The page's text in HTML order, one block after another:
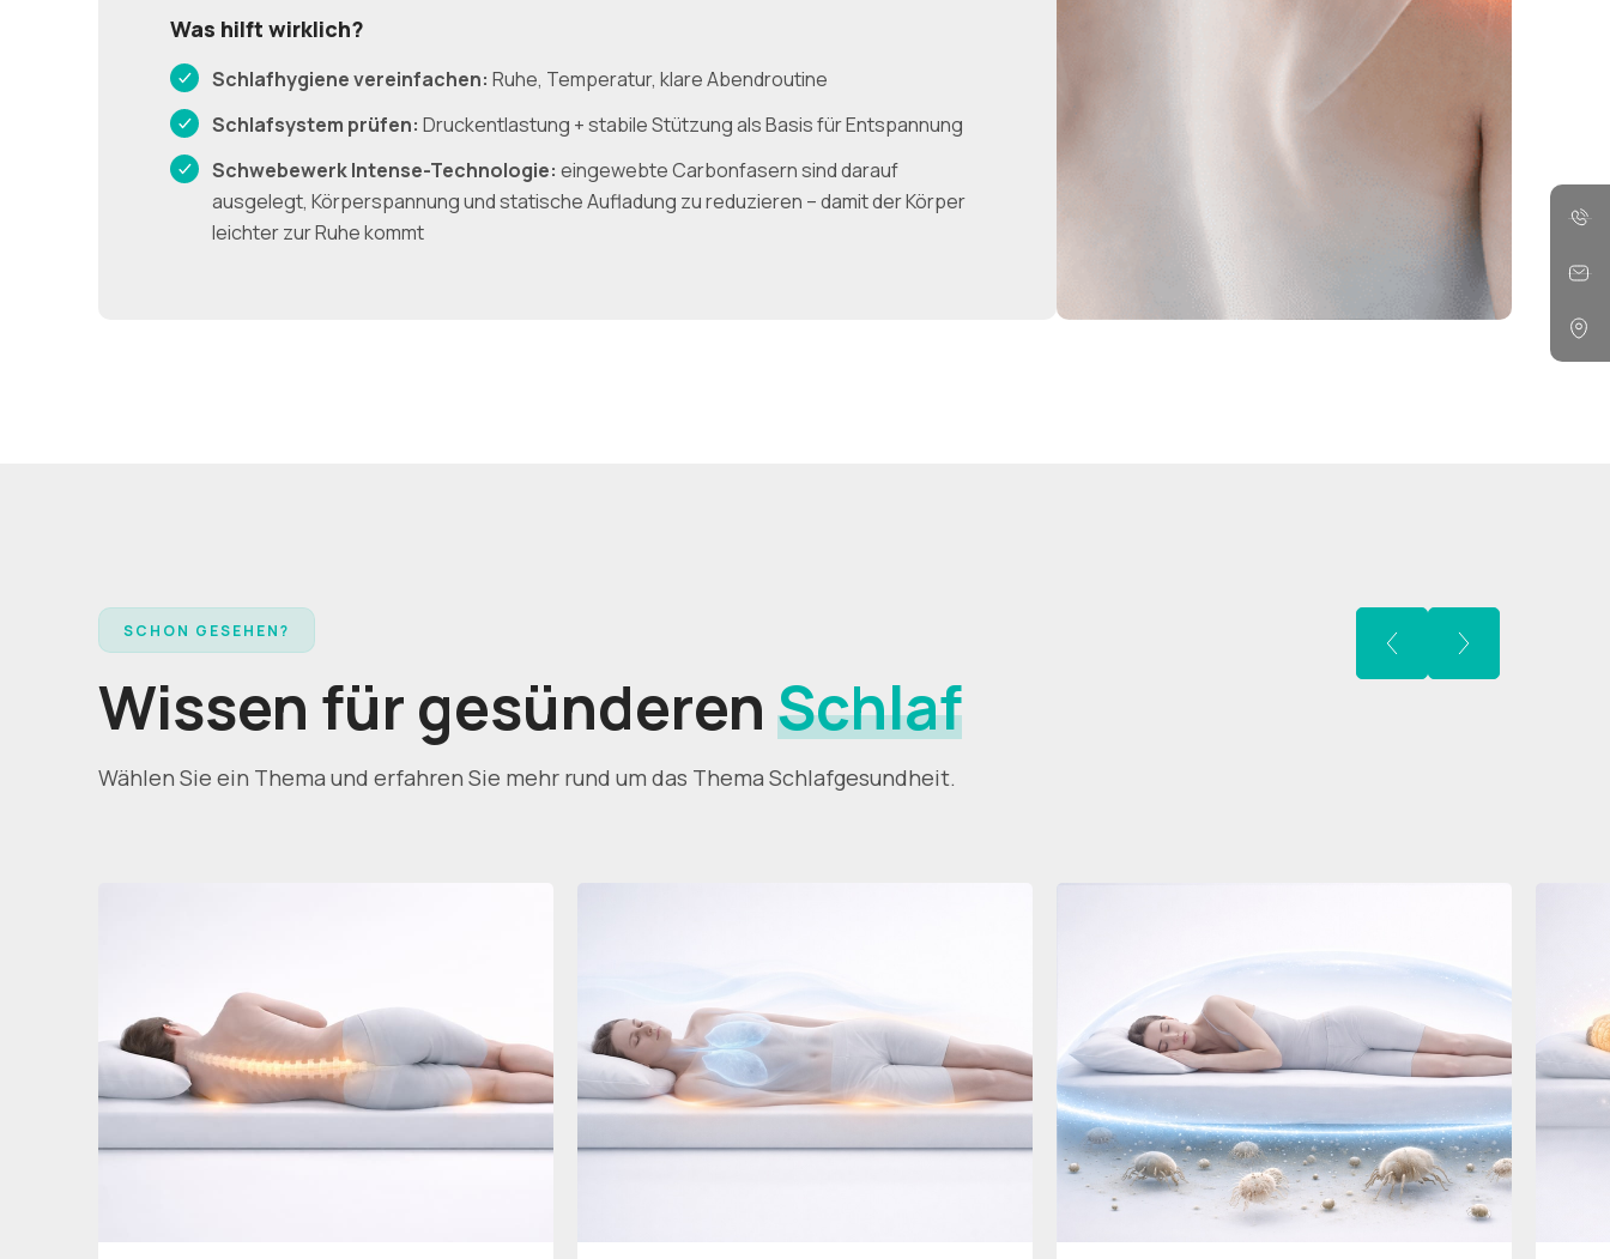
Was hilft wirklich?
Schlafhygiene vereinfachen: Ruhe, Temperatur, klare Abendroutine
Schlafsystem prüfen: Druckentlastung + stabile Stützung als Basis für Entspannung
Schwebewerk Intense-Technologie: eingewebte Carbonfasern sind darauf
ausgelegt, Körperspannung und statische Aufladung zu reduzieren – damit der Körper
leichter zur Ruhe kommt
SCHON GESEHEN?
Wissen für gesünderenSchlaf
Wählen Sie ein Thema und erfahren Sie mehr rund um das Thema Schlafgesundheit.